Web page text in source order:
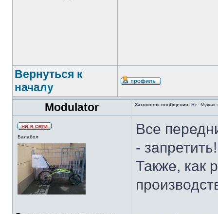
Вернуться к
началу
Modulator
Заголовок сообщения: Re: Мужик
Балабол
Все
-
Также, как